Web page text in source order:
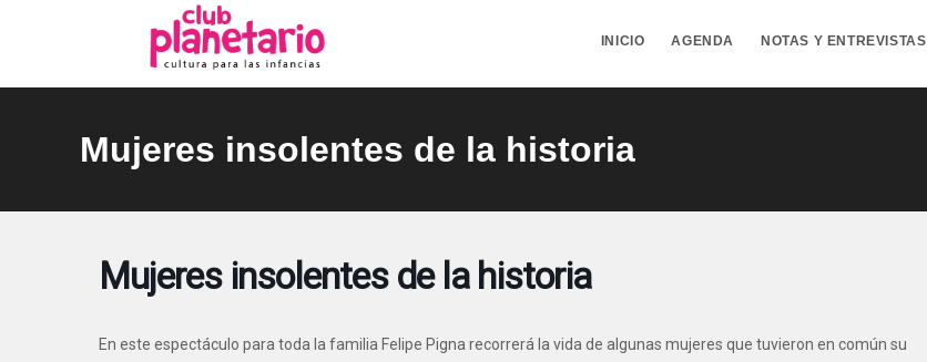
INICIO AGENDA NOTAS Y ENTREVISTAS
Mujeres insolentes de la historia
Mujeres insolentes de la historia
En este espectáculo para toda la familia Felipe Pigna recorrerá la vida de algunas mujeres que tuvieron en común su